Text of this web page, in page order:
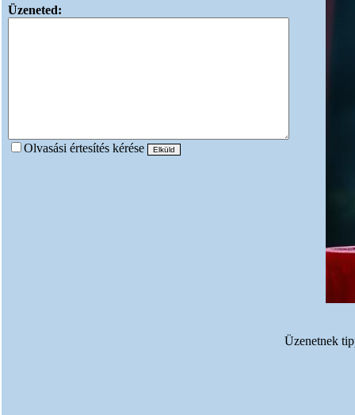
Üzeneted:
Olvasási értesítés kérése
Üzenetnek